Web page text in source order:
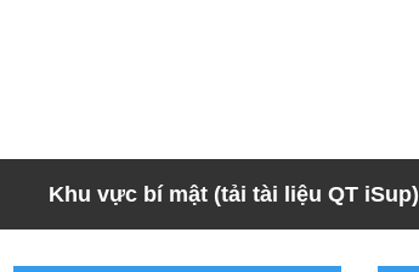
Khu vực bí mật (tải tài liệu QT iSup)